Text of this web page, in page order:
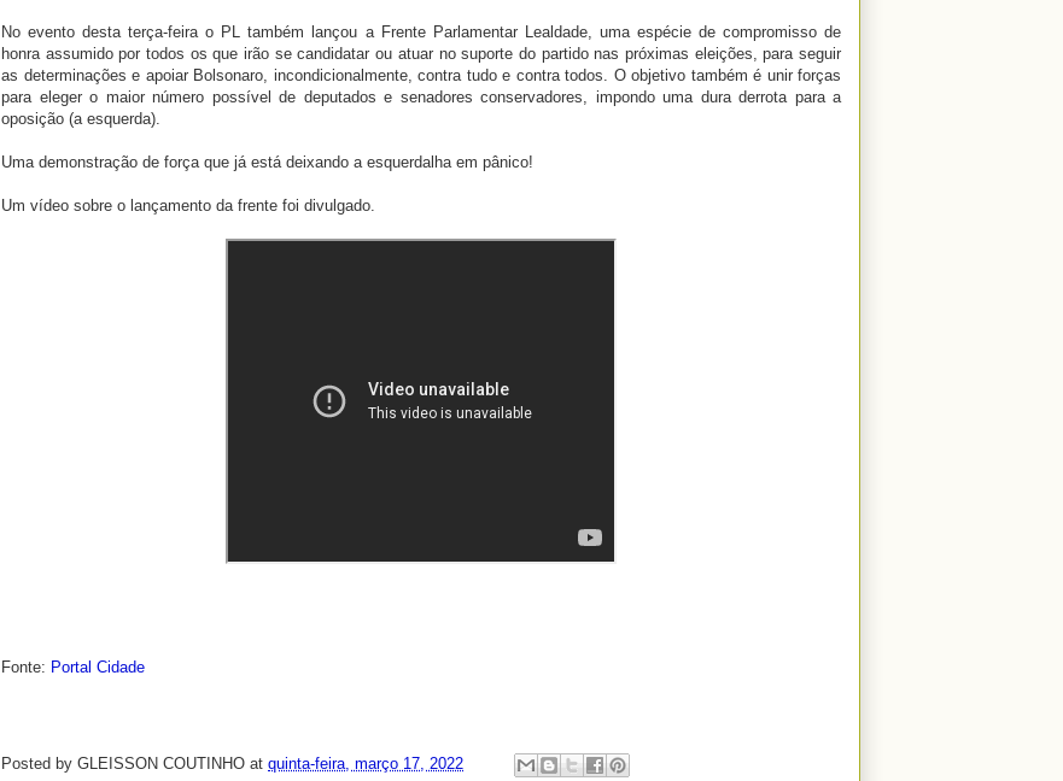
No evento desta terça-feira o PL também lançou a Frente Parlamentar Lealdade, uma espécie de compromisso de
honra assumido por todos os que irão se candidatar ou atuar no suporte do partido nas próximas eleições, para seguir
as determinações e apoiar Bolsonaro, incondicionalmente, contra tudo e contra todos. O objetivo também é unir forças
para eleger o maior número possível de deputados e senadores conservadores, impondo uma dura derrota para a
oposição (a esquerda).
Uma demonstração de força que já está deixando a esquerdalha em pânico!
Um vídeo sobre o lançamento da frente foi divulgado.
Fonte: Portal Cidade
Posted by GLEISSON COUTINHO at quinta-feira, março 17, 2022